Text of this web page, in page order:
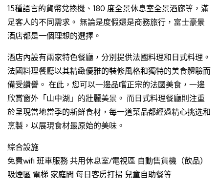
15種語言的貨幣兌換機、180 度全景休息室全景酒廊等，滿
足客人的不同需求。 無論是度假還是商務旅行，富士豪景
酒店都是一個理想的選擇。
酒店內設有兩家特色餐廳，分別提供法國料理和日式料理。
法國料理餐廳以其精緻優雅的裝修風格和獨特的美食體驗而
備受讚譽。 在此，您可以一邊品嚐正宗的法國美食，一邊
欣賞窗外「山中湖」的壯麗美景。 而日式料理餐廳則注重
於呈現當地當季的新鮮食材，每一道菜品都經過精心挑选和
烹製，以展現食材最原始的美味。
綜合設施
免費wifi 班車服務 共用休息室/電視區 自動售貨機（飲品）
吸煙區 電梯 家庭間 每日客房打掃 兒童自助餐等